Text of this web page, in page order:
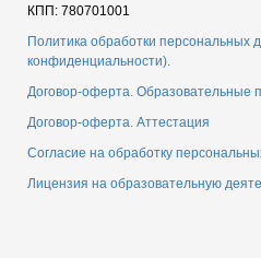
КПП: 780701001
Политика обработки персональных
конфиденциальности).
Договор-оферта. Образовательные
Договор-оферта. Аттестация
Согласие на обработку
Лицензия на образовательную